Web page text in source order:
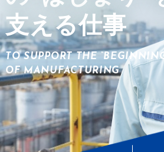
支える仕事
TO SUPPORT THE
OF MANUFACTURING